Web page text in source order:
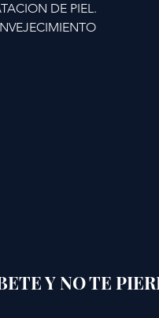
DE PIEL.
Y NO TE